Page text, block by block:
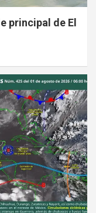
principal de El